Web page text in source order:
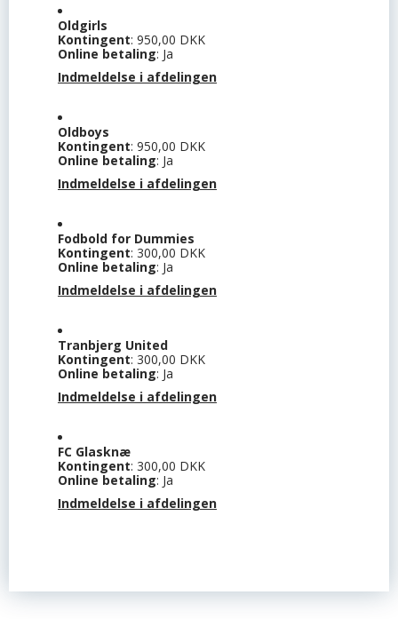
Oldgirls
Kontingent: 950,00 DKK
Online betaling: Ja
Indmeldelse i afdelingen
Oldboys
Kontingent: 950,00 DKK
Online betaling: Ja
Indmeldelse i afdelingen
Fodbold for Dummies
Kontingent: 300,00 DKK
Online betaling: Ja
Indmeldelse i afdelingen
Tranbjerg United
Kontingent: 300,00 DKK
Online betaling: Ja
Indmeldelse i afdelingen
FC Glasknæ
Kontingent: 300,00 DKK
Online betaling: Ja
Indmeldelse i afdelingen